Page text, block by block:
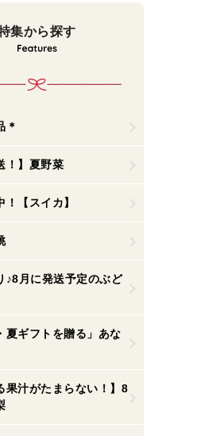
集から探す
＊
！】夏野菜
！【スイカ】
♪8月に発送予定のぶど
夏ギフトを贈る」あな
果汁がたまらない！】8